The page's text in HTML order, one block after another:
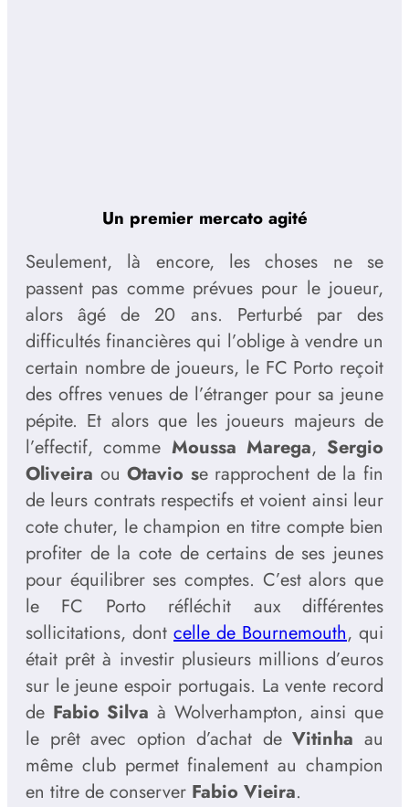
Un premier mercato agité
Seulement, là encore, les choses ne se
passent pas comme prévues pour le joueur,
alors âgé de 20 ans. Perturbé par des
difficultés financières qui l’oblige à vendre un
certain nombre de joueurs, le FC Porto reçoit
des offres venues de l’étranger pour sa jeune
pépite. Et alors que les joueurs majeurs de
l’effectif, comme Moussa Marega, Sergio
Oliveira ouOtavio se rapprochent de la fin
de leurs contrats respectifs et voient ainsi leur
cote chuter, le champion en titre compte bien
profiter de la cote de certains de ses jeunes
pour équilibrer ses comptes. C’est alors que
le FC Porto réfléchit aux différentes
sollicitations, dont celle de Bournemouth, qui
était prêt à investir plusieurs millions d’euros
sur le jeune espoir portugais. La vente record
de Fabio Silva à Wolverhampton, ainsi que
le prêt avec option d’achat deVitinha au
même club permet finalement au champion
en titre de conserver Fabio Vieira.